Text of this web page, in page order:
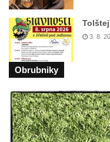
na hřbitově v Dobříni
Pomník obětem válek
Pomník obětem 1.
Pamětní deska
hřbitově v Lužici
Kenotaf Emila
3. 8.
Obrubniky